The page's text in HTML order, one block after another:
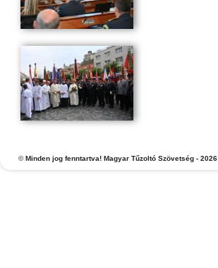
©Minden jog fenntartva! Magyar Tűzoltó Szövetség - 2026